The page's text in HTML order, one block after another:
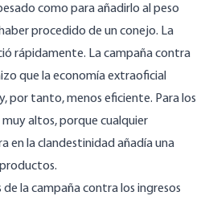
como para añadirlo al peso
procedido de un conejo. La
rápidamente. La campaña contra
que la economía extraoficial
por tanto, menos eficiente. Para los
altos, porque cualquier
en la clandestinidad añadía una
de la campaña contra los ingresos